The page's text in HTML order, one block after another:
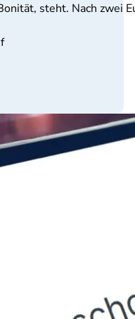
steht. Nach zwei